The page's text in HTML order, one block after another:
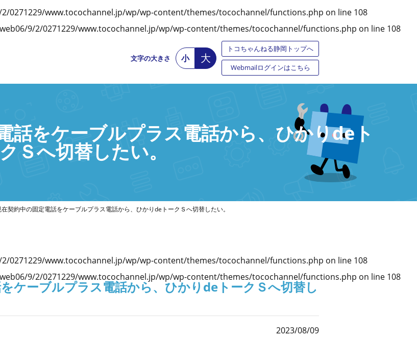
0271229/www.tocochannel.jp/wp/wp-content/themes/tocochannel/functions.php on line 108
9/2/0271229/www.tocochannel.jp/wp/wp-content/themes/tocochannel/functions.php on line 108
文字の大きさ 小 大
トコちゃんねる静岡トップへ
Webmailログインはこちら
話をケーブルプラス電話から、ひかりdeト
Ｓへ切替したい。
在契約中の固定電話をケーブルプラス電話から、ひかりdeトークＳへ切替したい。
0271229/www.tocochannel.jp/wp/wp-content/themes/tocochannel/functions.php on line 108
9/2/0271229/www.tocochannel.jp/wp/wp-content/themes/tocochannel/functions.php on line 108
をケーブルプラス電話から、ひかりdeトークＳへ切替し
2023/08/09